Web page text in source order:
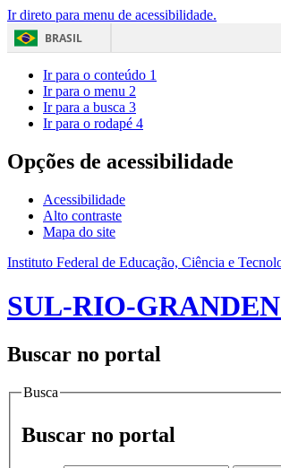
Ir direto para menu de acessibilidade.
BRASIL
Acesso à
Ir para o conteúdo 1
Ir para o menu 2
Ir para a busca 3
Ir para o rodapé 4
Opções de acessibilidade
Acessibilidade
Alto contraste
Mapa do site
Instituto Federal de Educação, Ciência e
SUL-RIO-
Buscar no portal
Busca
Buscar no portal